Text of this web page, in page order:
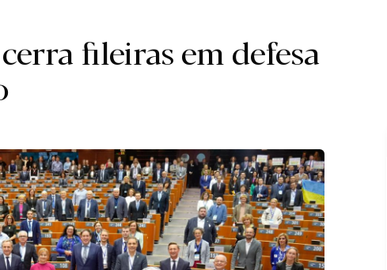
fileiras em defesa